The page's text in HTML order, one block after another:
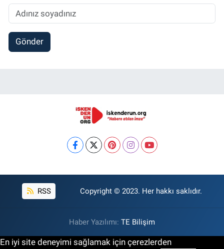
Gönder
RSS Copyright © 2023. Her hakkı saklıdır.
Haber Yazılımı: TE Bilişim
En iyi site deneyimi sağlamak için çerezlerden